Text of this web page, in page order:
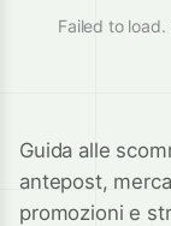
Failed to load.
Guida alle
antepost,
promozioni e